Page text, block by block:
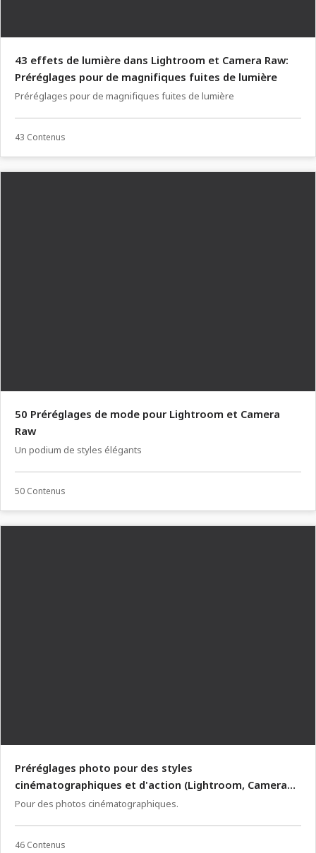
43 effets de lumière dans Lightroom et Camera Raw:
Préréglages pour de magnifiques fuites de lumière
Préréglages pour de magnifiques fuites de lumière
43 Contenus
50 Préréglages de mode pour Lightroom et Camera
Raw
Un podium de styles élégants
50 Contenus
Préréglages photo pour des styles
cinématographiques et d'action (Lightroom, Camera
Raw)
Pour des photos cinématographiques.
46 Contenus